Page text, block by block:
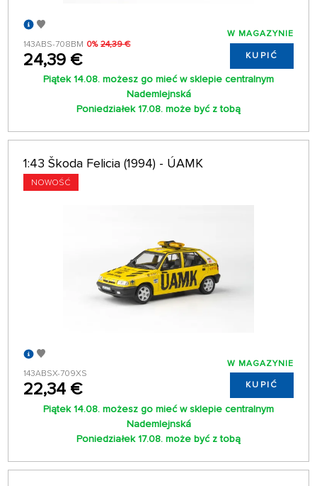
143ABS-708BM 0% 24,39 €
24,39 €
W MAGAZYNIE
KUPIĆ
Piątek 14.08. możesz go mieć w sklepie centralnym
Nademlejnská
Poniedziałek 17.08. może być z tobą
1:43 Škoda Felicia (1994) - ÚAMK
NOWOŚĆ
143ABSX-709XS
22,34 €
W MAGAZYNIE
KUPIĆ
Piątek 14.08. możesz go mieć w sklepie centralnym
Nademlejnská
Poniedziałek 17.08. może być z tobą